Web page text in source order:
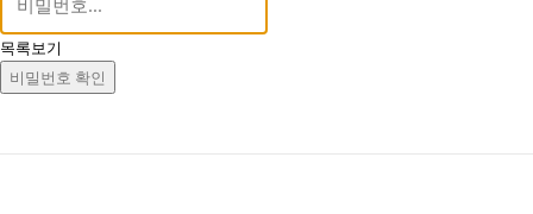
목록보기
비밀번호 확인